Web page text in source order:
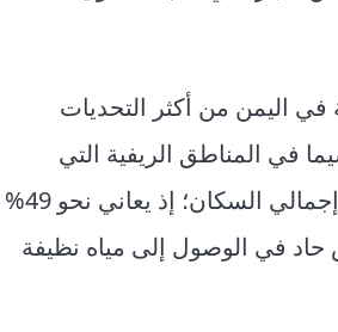
في اليمن من أكثر التحديات
في المناطق الريفية التي
تشكل نحو 70% من إجمالي السكان؛ إذ يعاني نحو 49%
في الوصول إلى مياه نظيفة